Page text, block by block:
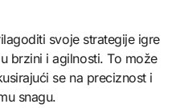
svoje strategije igre
brzini i agilnosti. To može
se na preciznost i
snagu.